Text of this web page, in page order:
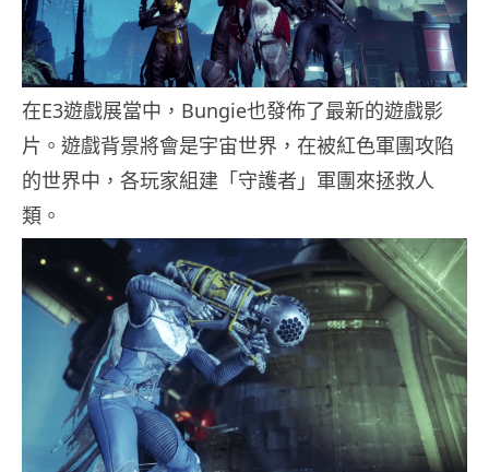
在E3遊戲展當中，Bungie也發佈了最新的遊戲影
片。遊戲背景將會是宇宙世界，在被紅色軍團攻陷
的世界中，各玩家組建「守護者」軍團來拯救人
類。